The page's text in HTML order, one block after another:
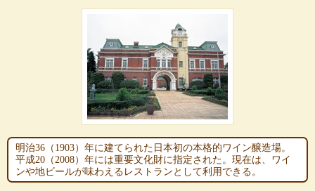
明治36（1903）年に建てられた日本初の本格的ワイン醸造場。
平成20（2008）年には重要文化財に指定された。現在は、ワイ
ンや地ビールが味わえるレストランとして利用できる。